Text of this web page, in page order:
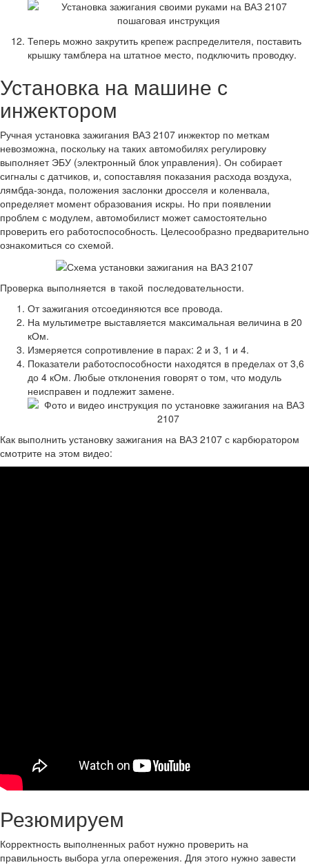
Теперь можно закрутить крепеж распределителя, поставить
крышку тамблера на штатное место, подключить проводку.
Установка на машине с
инжектором
Ручная установка зажигания ВАЗ 2107 инжектор по меткам
невозможна, поскольку на таких автомобилях регулировку
выполняет ЭБУ (электронный блок управления). Он собирает
сигналы с датчиков, и, сопоставляя показания расхода воздуха,
лямбда-зонда, положения заслонки дросселя и коленвала,
определяет момент образования искры. Но при появлении
проблем с модулем, автомобилист может самостоятельно
проверить его работоспособность. Целесообразно предварительно
ознакомиться со схемой.
Проверка выполняется в такой последовательности.
От зажигания отсоединяются все провода.
На мультиметре выставляется максимальная величина в 20
кОм.
Измеряется сопротивление в парах: 2 и 3, 1 и 4.
Показатели работоспособности находятся в пределах от 3,6
до 4 кОм. Любые отклонения говорят о том, что модуль
неисправен и подлежит замене.
Как выполнить установку зажигания на ВАЗ 2107 с карбюратором
смотрите на этом видео:
Резюмируем
Корректность выполненных работ нужно проверить на
правильность выбора угла опережения. Для этого нужно завести